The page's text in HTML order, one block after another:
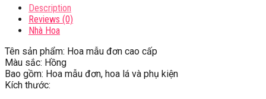
Description
Reviews (0)
Nhà Hoa
Tên sản phẩm: Hoa mẫu đơn cao cấp
Màu sắc: Hồng
Bao gồm: Hoa mẫu đơn, hoa lá và phụ kiện
Kích thước: